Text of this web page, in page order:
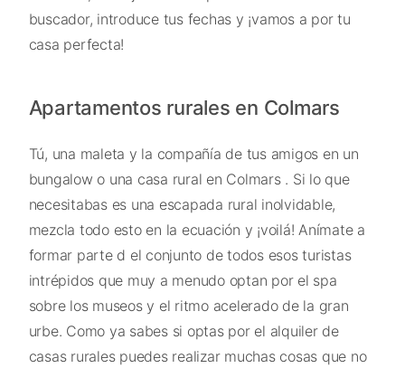
buscador, introduce tus fechas y ¡vamos a por tu
casa perfecta!
Apartamentos rurales en Colmars
Tú, una maleta y la compañía de tus amigos en un
bungalow o una casa rural en Colmars . Si lo que
necesitabas es una escapada rural inolvidable,
mezcla todo esto en la ecuación y ¡voilá! Anímate a
formar parte d el conjunto de todos esos turistas
intrépidos que muy a menudo optan por el spa
sobre los museos y el ritmo acelerado de la gran
urbe. Como ya sabes si optas por el alquiler de
casas rurales puedes realizar muchas cosas que no